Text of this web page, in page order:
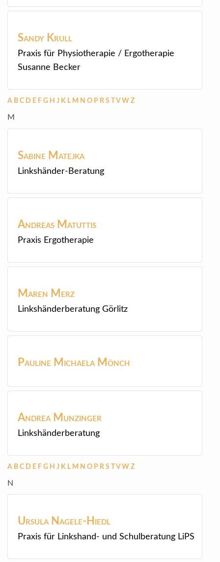
Sandy Krull
Praxis für Physiotherapie / Ergotherapie
Susanne Becker
A B C D E F G H J K L M N O P R S V W Z
M
Sabine Matejka
Linkshänder-Beratung
Andreas Matuttis
Praxis Ergotherapie
Maren Merz
Linkshänderberatung Görlitz
Pauline Michaela Mönch
Andrea Munzinger
Linkshänderberatung
A B C D E F G H J K L M N O P R S TV W Z
N
Ursula Nagele-Hiedl
Praxis für Linkshand- und Schulberatung LiPS